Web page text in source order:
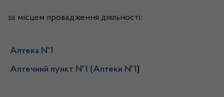
за місцем провадження діяльності:
Аптека №1
Аптечний пункт №1 (Аптеки №1)